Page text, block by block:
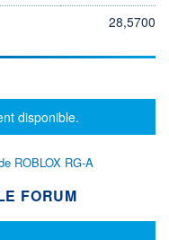
28,5700
disponible.
ROBLOX RG-A
FORUM